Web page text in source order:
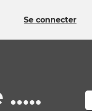
Se connecter